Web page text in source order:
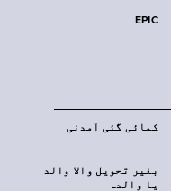
EPIC
کمائی گئی آمدنی
بغیر تحویل والا والد
یا والدہ